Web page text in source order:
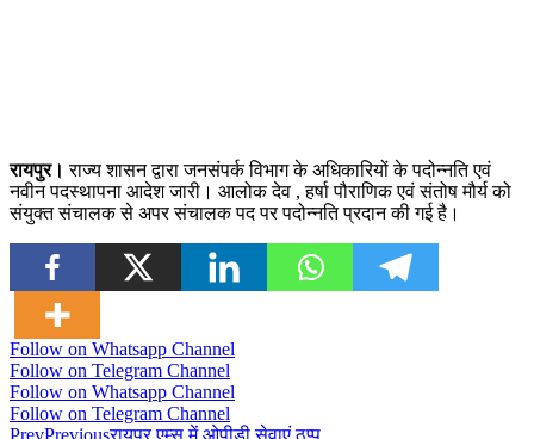
रायपुर। राज्य शासन द्वारा जनसंपर्क विभाग के अधिकारियों के पदोन्नति एवं
नवीन पदस्थापना आदेश जारी। आलोक देव , हर्षा पौराणिक एवं संतोष मौर्य को
संयुक्त संचालक से अपर संचालक पद पर पदोन्नति प्रदान की गई है।
Follow on Whatsapp Channel
Follow on Telegram Channel
Follow on Whatsapp Channel
Follow on Telegram Channel